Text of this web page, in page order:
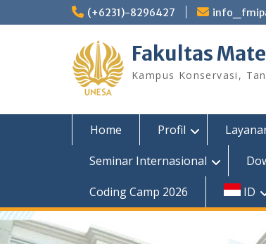
to
(+6231)-8296427
Fakultas
Kampus Konservasi,
Home Profil
Seminar Internasional
Coding Camp 2026
ID